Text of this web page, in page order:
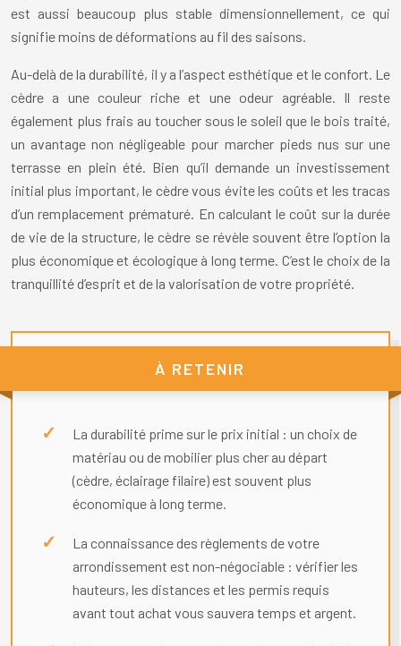
est aussi beaucoup plus stable dimensionnellement, ce qui
signifie moins de déformations au fil des saisons.
Au-delà de la durabilité, il y a l’aspect esthétique et le confort. Le
cèdre a une couleur riche et une odeur agréable. Il reste
également plus frais au toucher sous le soleil que le bois traité,
un avantage non négligeable pour marcher pieds nus sur une
terrasse en plein été. Bien qu’il demande un investissement
initial plus important, le cèdre vous évite les coûts et les tracas
d’un remplacement prématuré. En calculant le coût sur la durée
de vie de la structure, le cèdre se révèle souvent être l’option la
plus économique et écologique à long terme. C’est le choix de la
tranquillité d’esprit et de la valorisation de votre propriété.
À RETENIR
La durabilité prime sur le prix initial : un choix de
matériau ou de mobilier plus cher au départ
(cèdre, éclairage filaire) est souvent plus
économique à long terme.
La connaissance des règlements de votre
arrondissement est non-négociable : vérifier les
hauteurs, les distances et les permis requis
avant tout achat vous sauvera temps et argent.